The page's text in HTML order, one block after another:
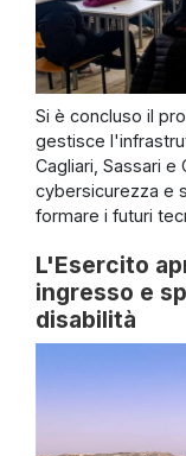
Si è concluso il
gestisce
Cagliari, Sassari e
cybersicurezza e
formare i futuri
L'Esercito
ingresso e
disabilità